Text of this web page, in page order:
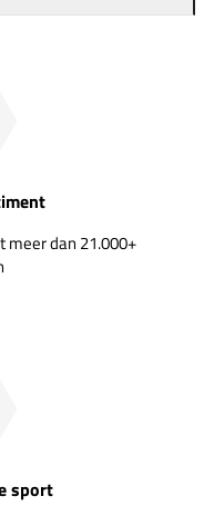
meer dan 21.000+
sport